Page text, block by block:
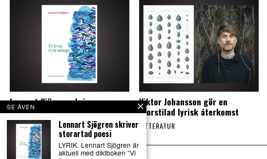
Lennart Sjögren skriver
storartad poesi
LITTERATUR
Viktor Johansson gör en
storstilad lyrisk återkomst
LITTERATUR
SE ÄVEN
Lennart Sjögren skriver
storartad poesi
LYRIK. Lennart Sjögren är
aktuell med diktboken ”Vi